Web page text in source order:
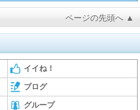
ページの先頭へ ▲
イイね！
ブログ
グループ